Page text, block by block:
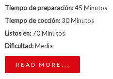
Tiempo de preparación:45 Minutos
Tiempo de cocción:30 Minutos
Listos en: 70 Minutos
Dificultad:Media
READ MORE...